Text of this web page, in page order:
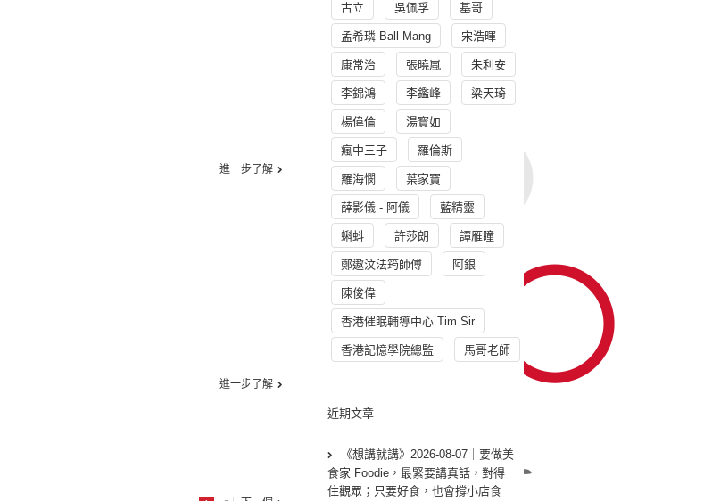
進一步了解
進一步了解
古立 吳佩孚 基哥
孟希璘 Ball Mang 宋浩暉
康常治 張曉嵐 朱利安
李錦鴻 李鑑峰 梁天琦
楊偉倫 湯寳如
瘋中三子 羅倫斯
羅海憫 葉家寶
薛影儀 - 阿儀 藍精靈
蝌蚪 許莎朗 譚雁瞳
鄭遨汶法筠師傅 阿銀
陳俊偉
香港催眠輔導中心 Tim Sir
香港記憶學院總監 馬哥老師
近期文章
《想講就講》2026-08-07｜要做美
食家 Foodie，最緊要講真話，對得
住觀眾；只要好食，也會撐小店食